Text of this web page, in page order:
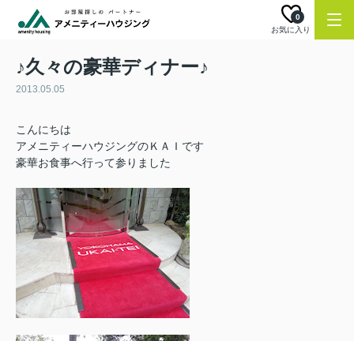
お気に入り
0
♪久々の豪華ディナー♪
2013.05.05
こんにちは
アメニティーハウジングのＫＡＩです
豪華お食事へ行って参りました